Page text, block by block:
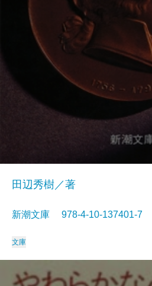
田辺秀樹／著
新潮文庫 978-4-10-137401-
文庫